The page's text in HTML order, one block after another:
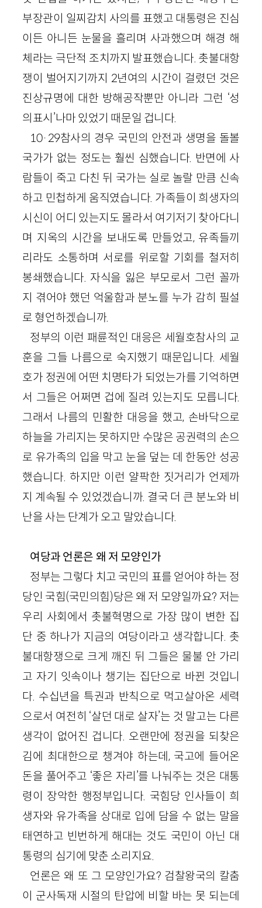
부장관이 일찌감치 사의를 표했고 대통령은 진심
이든 아니든 눈물을 흘리며 사과했으며 해경 해
체라는 극단적 조치까지 발표했습니다. 촛불대항
쟁이 벌어지기까지 2년여의 시간이 걸렸던 것은
진상규명에 대한 방해공작뿐만 아니라 그런 ‘성
의표시’나마 있었기 때문일 겁니다.
10·29참사의 경우 국민의 안전과 생명을 돌볼
국가가 없는 정도는 훨씬 심했습니다. 반면에 사
람들이 죽고 다친 뒤 국가는 실로 놀랄 만큼 신속
하고 민첩하게 움직였습니다. 가족들이 희생자의
시신이 어디 있는지도 몰라서 여기저기 찾아다니
며 지옥의 시간을 보내도록 만들었고, 유족들끼
리라도 소통하며 서로를 위로할 기회를 철저히
봉쇄했습니다. 자식을 잃은 부모로서 그런 꼴까
지 겪어야 했던 억울함과 분노를 누가 감히 필설
로 형언하겠습니까.
정부의 이런 패륜적인 대응은 세월호참사의 교
훈을 그들 나름으로 숙지했기 때문입니다. 세월
호가 정권에 어떤 치명타가 되었는가를 기억하면
서 그들은 어쩌면 겁에 질려 있는지도 모릅니다.
그래서 나름의 민활한 대응을 했고, 손바닥으로
하늘을 가리지는 못하지만 수많은 공권력의 손으
로 유가족의 입을 막고 눈을 덮는 데 한동안 성공
했습니다. 하지만 이런 얄팍한 짓거리가 언제까
지 계속될 수 있었겠습니까. 결국 더 큰 분노와 비
난을 사는 단계가 오고 말았습니다.
여당과 언론은 왜 저 모양인가
정부는 그렇다 치고 국민의 표를 얻어야 하는 정
당인 국힘(국민의힘)당은 왜 저 모양일까요? 저는
우리 사회에서 촛불혁명으로 가장 많이 변한 집
단 중 하나가 지금의 여당이라고 생각합니다. 촛
불대항쟁으로 크게 깨진 뒤 그들은 물불 안 가리
고 자기 잇속이나 챙기는 집단으로 바뀐 것입니
다. 수십년을 특권과 반칙으로 먹고살아온 세력
으로서 여전히 ‘살던 대로 살자’는 것 말고는 다른
생각이 없어진 겁니다. 오랜만에 정권을 되찾은
김에 최대한으로 챙겨야 하는데, 국고에 들어온
돈을 풀어주고 ‘좋은 자리’를 나눠주는 것은 대통
령이 장악한 행정부입니다. 국힘당 인사들이 희
생자와 유가족을 상대로 입에 담을 수 없는 말을
태연하고 빈번하게 해대는 것도 국민이 아닌 대
통령의 심기에 맞춘 소리지요.
언론은 왜 또 그 모양인가요? 검찰왕국의 칼춤
이 군사독재 시절의 탄압에 비할 바는 못 되는데